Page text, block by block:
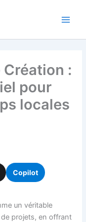
Création :
pour
locales
Copilot
un véritable
projets, en offrant